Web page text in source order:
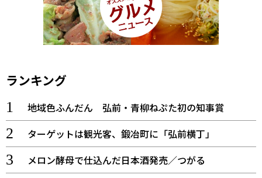
ランキング
地域色ふんだん 弘前・青柳ねぷた初の知事賞
ターゲットは観光客、鍛冶町に「弘前横丁」
メロン酵母で仕込んだ日本酒発売／つがる